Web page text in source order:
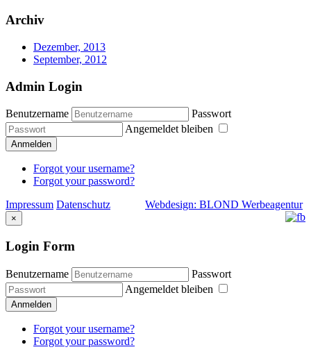
Archiv
Dezember, 2013
September, 2012
Admin Login
Benutzername
Passwort
Angemeldet bleiben
Anmelden
Forgot your username?
Forgot your password?
Impressum Datenschutz Webdesign: BLOND Werbeagentur
×
Login Form
Benutzername
Passwort
Angemeldet bleiben
Anmelden
Forgot your username?
Forgot your password?